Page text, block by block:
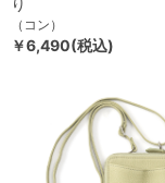
り
（コン）
￥6,490(税込)